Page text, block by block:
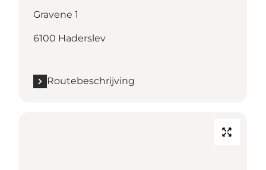
Gravene 1
6100 Haderslev
Routebeschrijving